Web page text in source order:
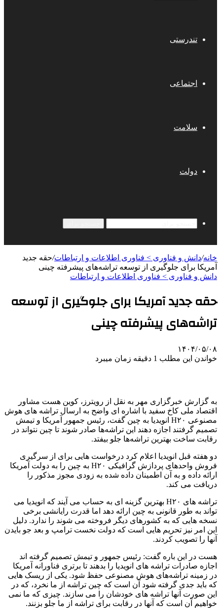
تندرستی
اجتماعی
سلامت
دولت
خانه/دانش و فناوری > فناوری اطلاعات و ارتباطات/حقه جدید
آمریکا برای جلوگیری از توسعه تراشه‌های پیشرفته چینی
دانش و فناوری > فناوری اطلاعات و ارتباطات
حقه جدید آمریکا برای جلوگیری از توسعه
تراشه‌های پیشرفته چینی
۱۴۰۴/۰۵/۰۸
خواندن این مطلب 1 دقیقه زمان میبرد
به گزارش خبرگزاری مهر به نقل از رویترز، کوین هست مشاور
اقتصاد ملی کاخ سفید با اشاره ای واضح به ارسال تراشه های هوش
مصنوعی H۲۰ انویدیا به چین گفت، رئیس جمهور آمریکا و تیمش
تصمیم گرفتند اجازه دهند این تراشه‌ها صادر شوند تا چین نتواند در
رقابت ساخت بهترین تراشه‌ها جلو بیفتد.
دو هفته قبل انویدیا اعلام کرد درخواست هایی برای از سرگیری
فروش واحدهای پردازش گرافیکی H۲۰ به چین را به دولت آمریکا
ارائه داده و به آن اطمینان داده شده به زودی مجوز مذکور را
دریافت می کند.
تراشه های H۲۰ بهترین گزینه ای به حساب می آیند که انویدیا می
تواند به طور قانونی به چین ارائه دهد اما قدرت رایانشی برخی
نسخه هایی که به کشورهای دیگر فروخته می شوند را ندارد. دلیل
این امر نیز تحریم هایی است که دولت نخست ترامپ و بعد جو بایدن
آنها را تصویب کردند.
هست در این باره گفت: رئیس جمهور و تیمش تصمیم گرفته اند
اجازه صادرات تراشه های انویدیا را بدهند تا برتری فناورانه آمریکا
در زمینه تراشه‌های هوش مصنوعی حفظ شود. یکی از ریسک هایی
که باید جدی گرفته شود آن است که چین تراشه از ما نخرد، که در
این صورت آنها تراشه های خودشان را می سازند. چیزی که ما نمی
خواهیم آن است که آنها در رقابت برای تراشه از ما جلو بزنند.